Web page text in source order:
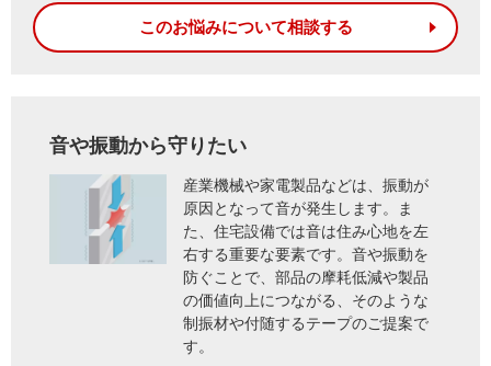
このお悩みについて相談する
音や振動から守りたい
産業機械や家電製品などは、振動が
原因となって音が発生します。ま
た、住宅設備では音は住み心地を左
右する重要な要素です。音や振動を
防ぐことで、部品の摩耗低減や製品
の価値向上につながる、そのような
制振材や付随するテープのご提案で
す。